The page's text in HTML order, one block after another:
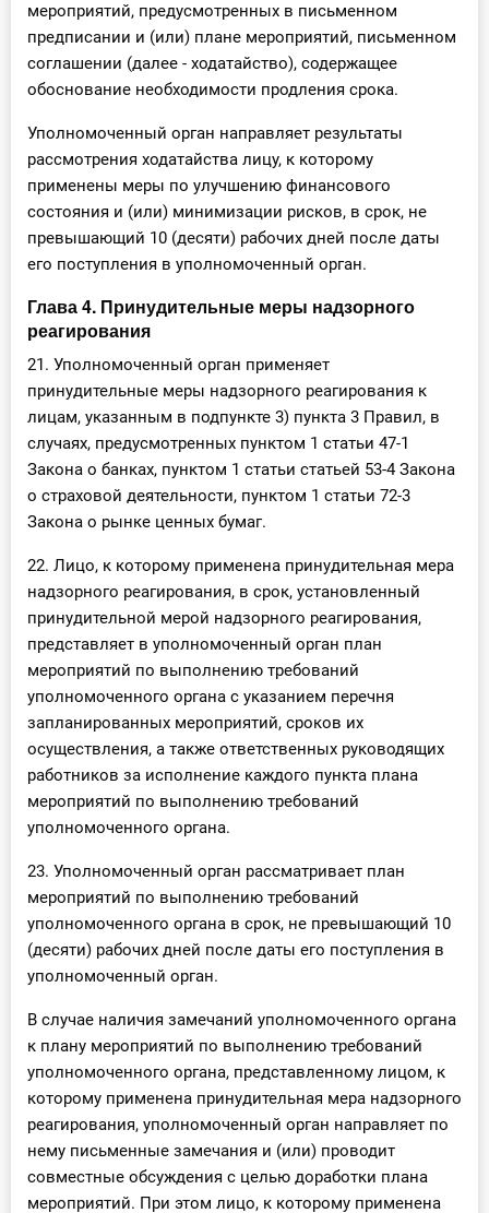
мероприятий, предусмотренных в письменном
предписании и (или) плане мероприятий, письменном
соглашении (далее - ходатайство), содержащее
обоснование необходимости продления срока.
Уполномоченный орган направляет результаты
рассмотрения ходатайства лицу, к которому
применены меры по улучшению финансового
состояния и (или) минимизации рисков, в срок, не
превышающий 10 (десяти) рабочих дней после даты
его поступления в уполномоченный орган.
Глава 4. Принудительные меры надзорного
реагирования
21. Уполномоченный орган применяет
принудительные меры надзорного реагирования к
лицам, указанным в подпункте 3) пункта 3 Правил, в
случаях, предусмотренных пунктом 1 статьи 47-1
Закона о банках, пунктом 1 статьи статьей 53-4 Закона
о страховой деятельности, пунктом 1 статьи 72-3
Закона о рынке ценных бумаг.
22. Лицо, к которому применена принудительная мера
надзорного реагирования, в срок, установленный
принудительной мерой надзорного реагирования,
представляет в уполномоченный орган план
мероприятий по выполнению требований
уполномоченного органа с указанием перечня
запланированных мероприятий, сроков их
осуществления, а также ответственных руководящих
работников за исполнение каждого пункта плана
мероприятий по выполнению требований
уполномоченного органа.
23. Уполномоченный орган рассматривает план
мероприятий по выполнению требований
уполномоченного органа в срок, не превышающий 10
(десяти) рабочих дней после даты его поступления в
уполномоченный орган.
В случае наличия замечаний уполномоченного органа
к плану мероприятий по выполнению требований
уполномоченного органа, представленному лицом, к
которому применена принудительная мера надзорного
реагирования, уполномоченный орган направляет по
нему письменные замечания и (или) проводит
совместные обсуждения с целью доработки плана
мероприятий. При этом лицо, к которому применена